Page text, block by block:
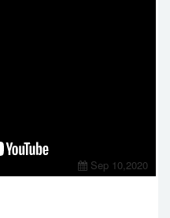
Sep 10,2020